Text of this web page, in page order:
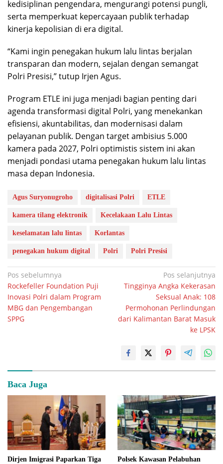
kedisiplinan pengendara, mengurangi potensi pungli,
serta memperkuat kepercayaan publik terhadap
kinerja kepolisian di era digital.
“Kami ingin penegakan hukum lalu lintas berjalan
transparan dan modern, sejalan dengan semangat
Polri Presisi,” tutup Irjen Agus.
Program ETLE ini juga menjadi bagian penting dari
agenda transformasi digital Polri, yang menekankan
efisiensi, akuntabilitas, dan modernisasi dalam
pelayanan publik. Dengan target ambisius 5.000
kamera pada 2027, Polri optimistis sistem ini akan
menjadi pondasi utama penegakan hukum lalu lintas
masa depan Indonesia.
Agus Suryonugroho digitalisasi Polri ETLE
kamera tilang elektronik Kecelakaan Lalu Lintas
keselamatan lalu lintas Korlantas
penegakan hukum digital Polri Polri Presisi
Navigasi
pos
Pos sebelumnya
Rockefeller Foundation Puji
Inovasi Polri dalam Program
MBG dan Pengembangan
SPPG
Pos selanjutnya
Tingginya Angka Kekerasan
Seksual Anak: 108
Permohonan Perlindungan
dari Kalimantan Barat Masuk
ke LPSK
Baca Juga
Dirjen Imigrasi Paparkan Tiga
Polsek Kawasan Pelabuhan